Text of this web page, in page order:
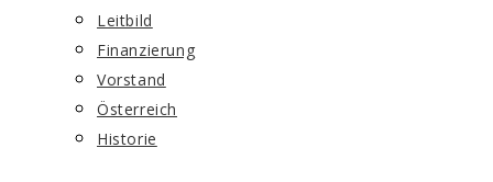
Leitbild
Finanzierung
Vorstand
Österreich
Historie